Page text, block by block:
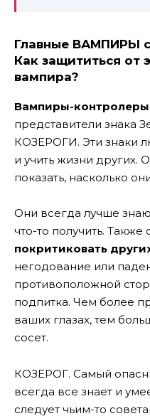
Главные ВАМПИРЫ
Как защититься от
вампира?
Вампиры-контролеры
представители знака
КОЗЕРОГИ. Эти знаки
и учить жизни других.
показать, насколько
Они всегда лучше
что-то получить. Также
покритиковать
негодование или
противоположной
подпитка. Чем более
ваших глазах, тем
сосет.
КОЗЕРОГ. Самый
всегда все знает и
следует чьим-то